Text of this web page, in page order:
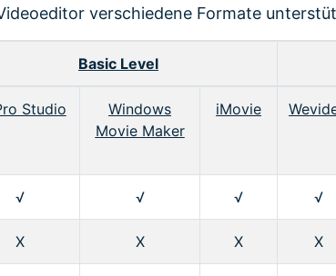
verschiedene Formate
Basic Level
Studio
Windows
Movie Maker
iMovie
√ √ √ √
X X X X